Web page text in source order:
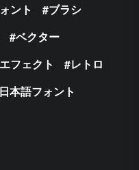
ント
ブラシ
ベクター
フェクト
レトロ
本語フォント